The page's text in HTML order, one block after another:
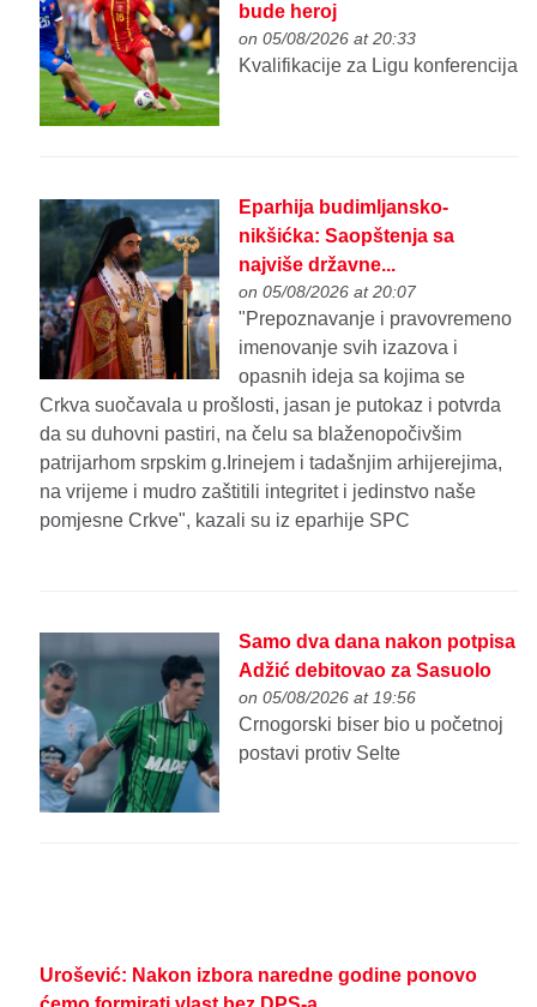
bude heroj
on 05/08/2026 at 20:33
Kvalifikacije za Ligu konferencija
Eparhija budimljansko-
nikšićka: Saopštenja sa
najviše državne...
on 05/08/2026 at 20:07
"Prepoznavanje i pravovremeno
imenovanje svih izazova i
opasnih ideja sa kojima se
Crkva suočavala u prošlosti, jasan je putokaz i potvrda
da su duhovni pastiri, na čelu sa blaženopočivšim
patrijarhom srpskim g.Irinejem i tadašnjim arhijerejima,
na vrijeme i mudro zaštitili integritet i jedinstvo naše
pomjesne Crkve", kazali su iz eparhije SPC
Samo dva dana nakon potpisa
Adžić debitovao za Sasuolo
on 05/08/2026 at 19:56
Crnogorski biser bio u početnoj
postavi protiv Selte
Urošević: Nakon izbora naredne godine ponovo